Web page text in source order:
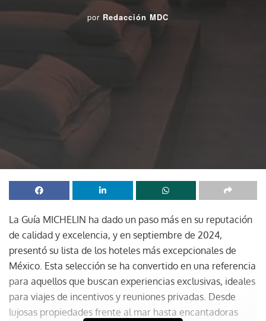
por Redacción MDC
La Guía MICHELIN ha dado un paso más en su reputación
de calidad y excelencia, y en septiembre de 2024,
presentó su lista de los hoteles más excepcionales de
México. Esta selección se ha convertido en una referencia
para aquellos que buscan experiencias exclusivas, ideales
para viajes de incentivos y reuniones privadas. Desde
lujosas propiedades frente al mar hasta encantadoras